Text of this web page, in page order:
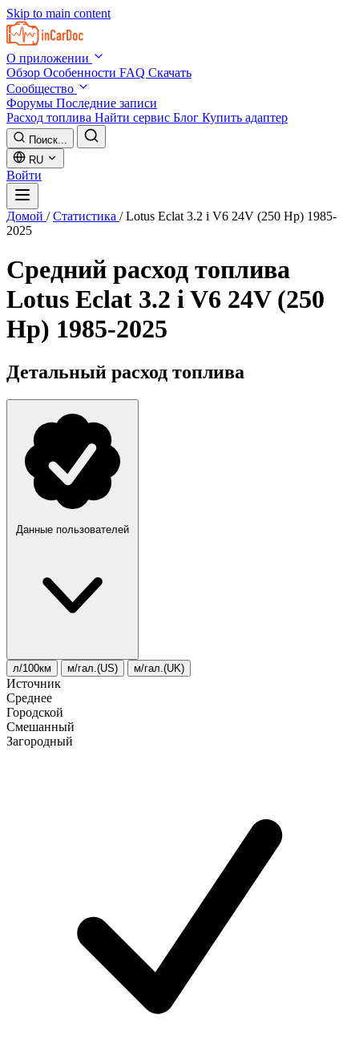
Skip to main content
О приложении
Обзор Особенности FAQ Скачать
Сообщество
Форумы Последние записи
Расход топлива Найти сервис Блог Купить адаптер
Поиск...
RU
Войти
Домой / Статистика / Lotus Eclat 3.2 i V6 24V (250 Hp) 1985-
2025
Средний расход топлива
Lotus Eclat 3.2 i V6 24V (250
Hp) 1985-2025
Детальный расход топлива
Данные пользователей
л/100км м/гал.(US) м/гал.(UK)
Источник
Среднее
Городской
Смешанный
Загородный